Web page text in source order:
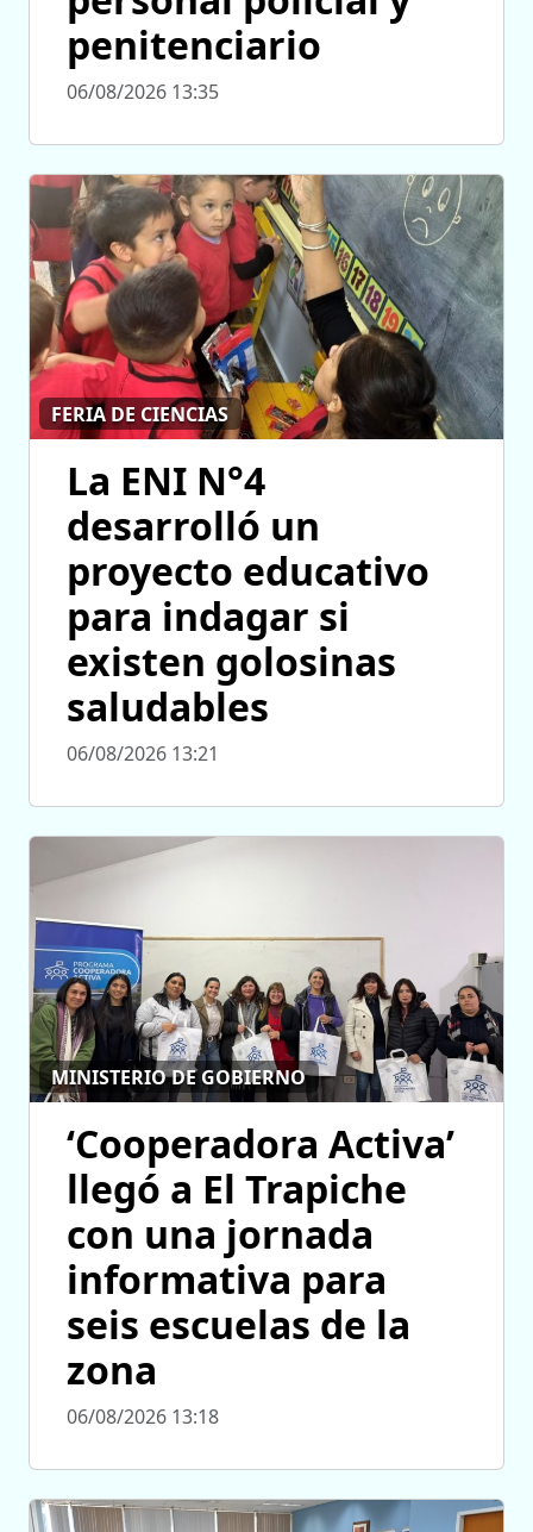
penitenciario
06/08/2026 13:35
FERIA DE CIENCIAS
La ENI N°4
desarrolló un
proyecto educativo
para indagar si
existen golosinas
saludables
06/08/2026 13:21
MINISTERIO DE GOBIERNO
‘Cooperadora Activa’
llegó a El Trapiche
con una jornada
informativa para
seis escuelas de la
zona
06/08/2026 13:18